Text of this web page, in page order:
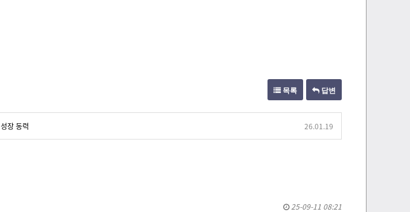
목록 답변
장 동력 26.01.19
25-09-11 08:21